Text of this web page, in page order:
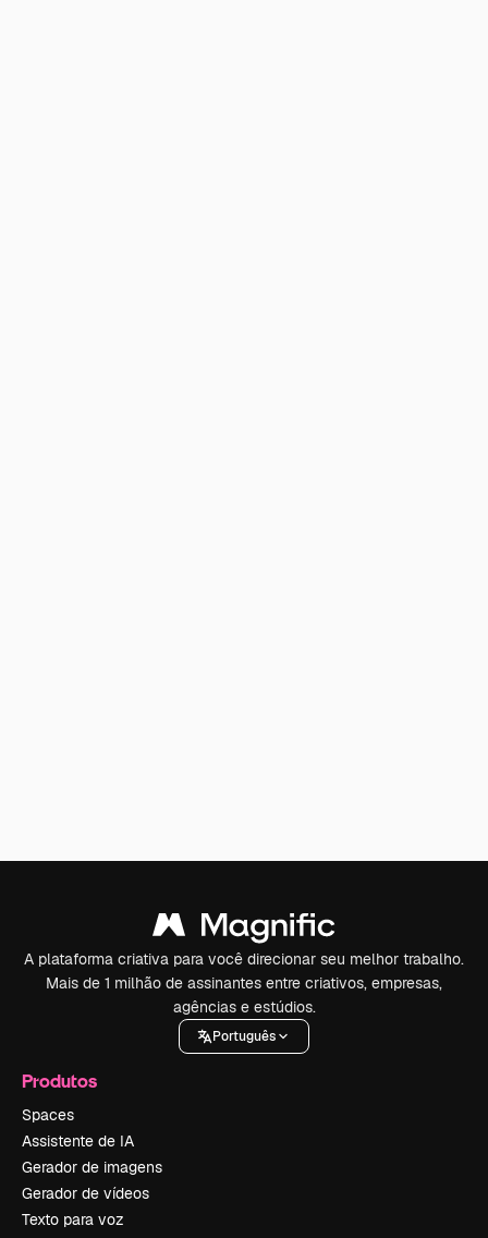
A plataforma criativa para você direcionar seu melhor trabalho.
Mais de 1 milhão de assinantes entre criativos, empresas,
agências e estúdios.
Português
Produtos
Spaces
Assistente de IA
Gerador de imagens
Gerador de vídeos
Texto para voz